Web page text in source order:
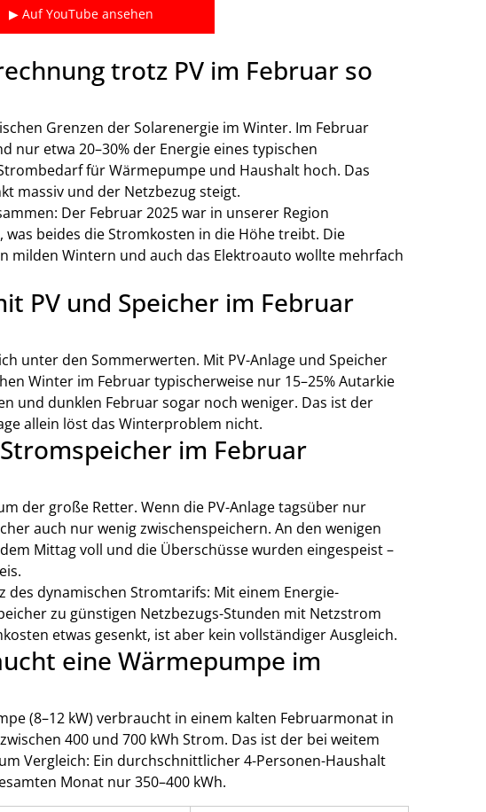
▶ Auf YouTube ansehen
trotz PV im Februar so
Grenzen der Solarenergie im Winter. Im Februar
nur etwa 20–30% der Energie eines typischen
für Wärmepumpe und Haushalt hoch. Das
massiv und der Netzbezug steigt.
Der Februar 2025 war in unserer Region
beides die Stromkosten in die Höhe treibt. Die
milden Wintern und auch das Elektroauto wollte mehrfach
PV und Speicher im Februar
unter den Sommerwerten. Mit PV-Anlage und Speicher
Winter im Februar typischerweise nur 15–25% Autarkie
und dunklen Februar sogar noch weniger. Das ist der
allein löst das Winterproblem nicht.
im Februar
der große Retter. Wenn die PV-Anlage tagsüber nur
auch nur wenig zwischenspeichern. An den wenigen
Mittag voll und die Überschüsse wurden eingespeist –
des dynamischen Stromtarifs: Mit einem Energie-
zu günstigen Netzbezugs-Stunden mit Netzstrom
etwas gesenkt, ist aber kein vollständiger Ausgleich.
eine Wärmepumpe im
(8–12 kW) verbraucht in einem kalten Februarmonat in
400 und 700 kWh Strom. Das ist der bei weitem
Vergleich: Ein durchschnittlicher 4-Personen-Haushalt
Monat nur 350–400 kWh.